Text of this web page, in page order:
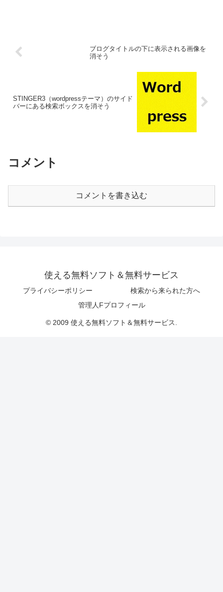
ブログタイトルの下に表示される画像を
消そう
STINGER3（wordpressテーマ）のサイド
バーにある検索ボックスを消そう
コメント
コメントを書き込む
使える無料ソフト＆無料サービス
プライバシーポリシー
検索から来られた方へ
管理人Fプロフィール
© 2009 使える無料ソフト＆無料サービス.